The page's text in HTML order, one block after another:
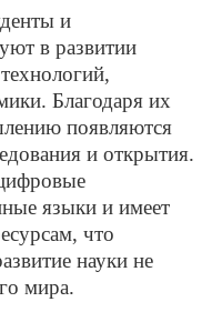
и
в развитии
Благодаря их
появляются
и открытия.
языки и имеет
что
науки не
мира.